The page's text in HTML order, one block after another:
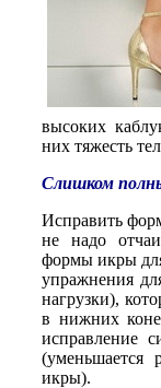
высоких
них тяжесть
Слишком
Исправить
не надо
формы икры
упражнения
нагрузки),
в нижних
исправление
(уменьшается
икры).